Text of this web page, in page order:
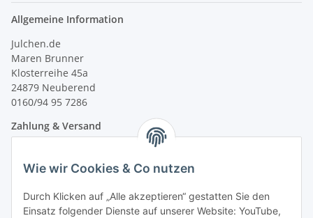
Wie wir Cookies & Co nutzen
Durch Klicken auf „Alle akzeptieren“ gestatten Sie den
Einsatz folgender Dienste auf unserer Website: YouTube,
Allgemeine Information
Julchen.de
Maren Brunner
Klosterreihe 45a
24879 Neuberend
0160/94 95 7286
Zahlung & Versand